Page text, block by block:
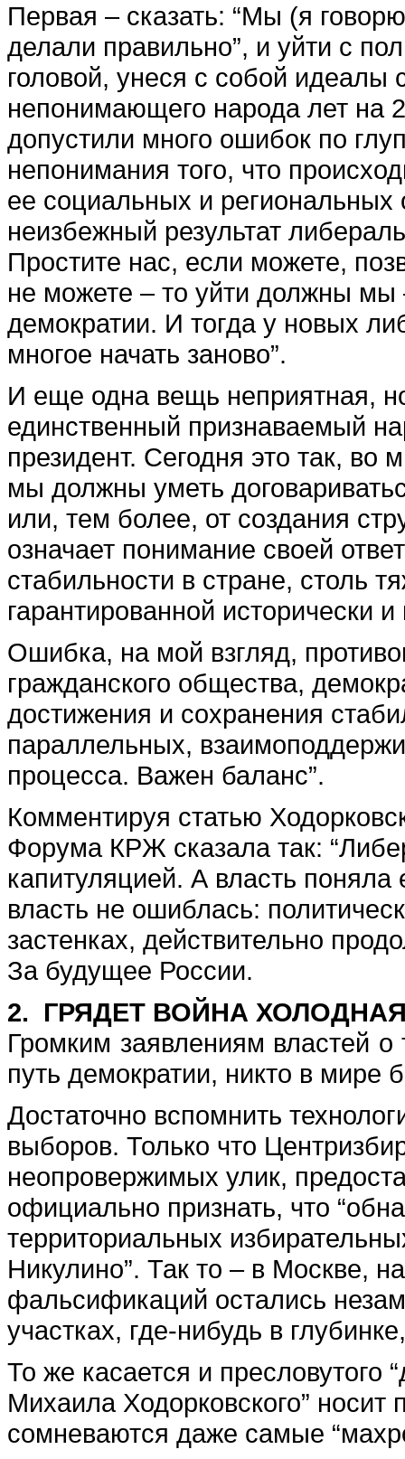
Первая – сказать: “Мы (я
делали правильно”, и уйти с
головой, унеся с собой идеалы
непонимающего народа лет на
допустили много ошибок по
непонимания того, что
ее социальных и
неизбежный результат
Простите нас, если можете,
не можете – то уйти должны
демократии. И тогда у новых
многое начать заново”.
И еще одна вещь неприятная,
единственный признаваемый
президент. Сегодня это так, во
мы должны уметь
или, тем более, от создания
означает понимание своей
стабильности в стране, столь
гарантированной исторически
Ошибка, на мой взгляд,
гражданского общества,
достижения и сохранения
параллельных,
процесса. Важен баланс”.
Комментируя статью
Форума КРЖ сказала так:
капитуляцией. А власть
власть не ошиблась:
застенках, действительно
За будущее России.
2. ГРЯДЕТ ВОЙНА
Громким заявлениям властей
путь демократии, никто в мире
Достаточно вспомнить
выборов. Только что
неопровержимых улик,
официально признать, что
территориальных
Никулино”. Так то – в Москве,
фальсификаций остались
участках, где-нибудь в
То же касается и
Михаила Ходорковского” носит
сомневаются даже самые